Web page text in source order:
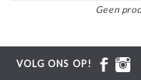
Geen
VOLG ONS OP!